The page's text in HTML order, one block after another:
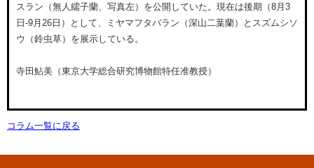
スラン（無人繻子蘭、写真左）を公開していた。現在は後期（8月3
日-9月26日）として、ミヤマフタバラン（深山二葉蘭）とスズムシソ
ウ（鈴虫草）を展示している。
寺田鮎美（東京大学総合研究博物館特任准教授）
コラム一覧に戻る